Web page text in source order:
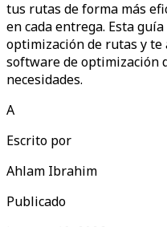
tus rutas de forma más
en cada entrega. Esta
optimización de rutas y
software de optimización
necesidades.
A
Escrito por
Ahlam Ibrahim
Publicado